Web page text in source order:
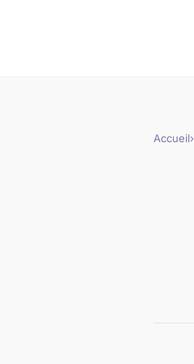
Accueil›